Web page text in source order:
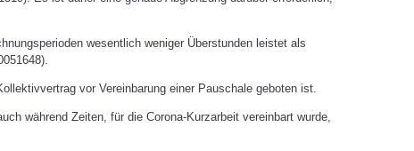
wesentlich weniger Überstunden leistet als
vor Vereinbarung einer Pauschale geboten ist.
während Zeiten, für die Corona-Kurzarbeit vereinbart wurde,